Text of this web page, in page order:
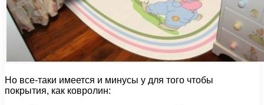
Но все-таки имеется и минусы у для того чтобы
покрытия, как ковролин: